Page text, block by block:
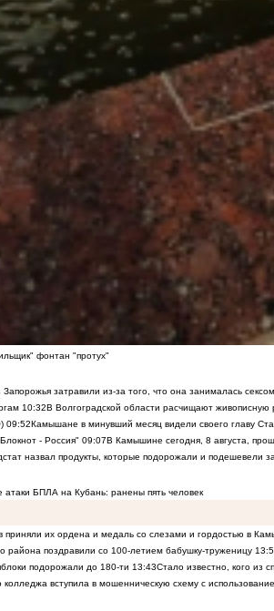
фонтан "протух"
затравили из-за того, что она занималась
10:32В Волгоградской области расчищают
09:52Камышане в минувший месяц видели своего главу
- Россия" 09:07В Камышине сегодня, 8 августа,
назвал продукты, которые подорожали и подешевели
атаки БПЛА на Кубань: ранены пять человек
приняли их ордена и медаль со слезами и гордостью в
района поздравили со 100-летием бабушку-труженицу
подорожали до 180-ти 13:43Стало известно, кого из
колледжа вступила в мошенническую схему с